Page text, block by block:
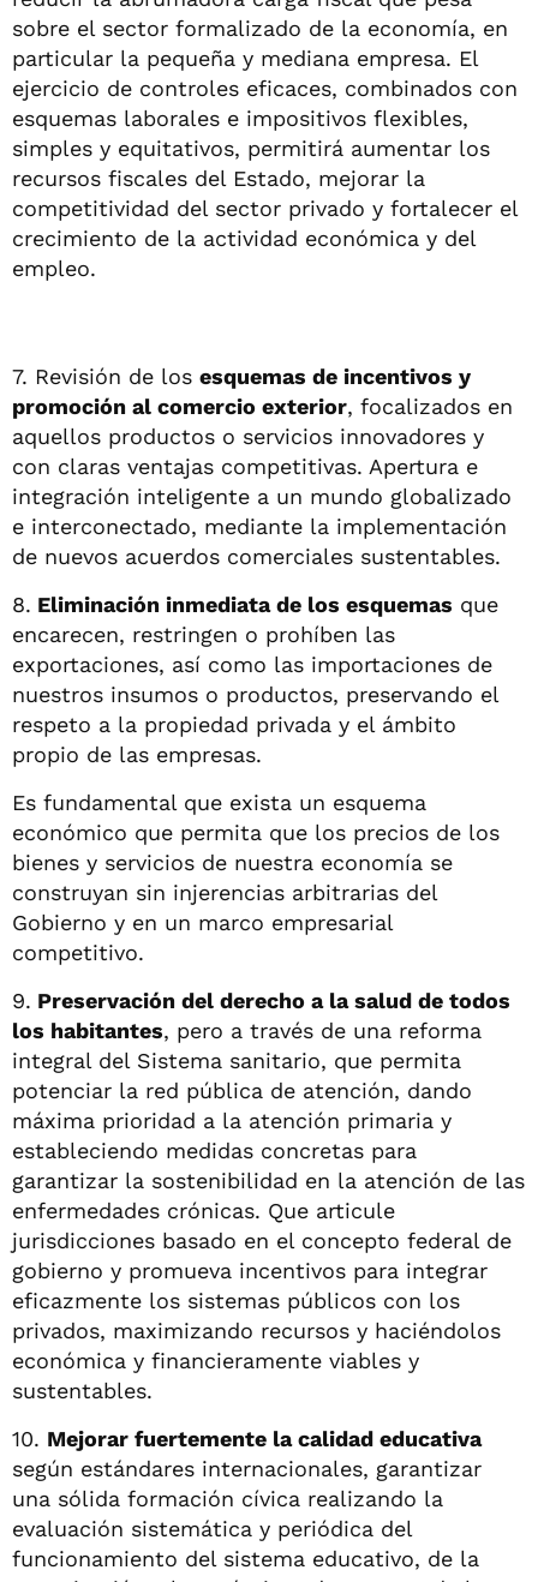
sobre el sector formalizado de la economía, en
particular la pequeña y mediana empresa. El
ejercicio de controles eficaces, combinados con
esquemas laborales e impositivos flexibles,
simples y equitativos, permitirá aumentar los
recursos fiscales del Estado, mejorar la
competitividad del sector privado y fortalecer el
crecimiento de la actividad económica y del
empleo.
7. Revisión de los esquemas de incentivos y
promoción al comercio exterior, focalizados en
aquellos productos o servicios innovadores y
con claras ventajas competitivas. Apertura e
integración inteligente a un mundo globalizado
e interconectado, mediante la implementación
de nuevos acuerdos comerciales sustentables.
8. Eliminación inmediata de los esquemas que
encarecen, restringen o prohíben las
exportaciones, así como las importaciones de
nuestros insumos o productos, preservando el
respeto a la propiedad privada y el ámbito
propio de las empresas.
Es fundamental que exista un esquema
económico que permita que los precios de los
bienes y servicios de nuestra economía se
construyan sin injerencias arbitrarias del
Gobierno y en un marco empresarial
competitivo.
9. Preservación del derecho a la salud de todos
los habitantes, pero a través de una reforma
integral del Sistema sanitario, que permita
potenciar la red pública de atención, dando
máxima prioridad a la atención primaria y
estableciendo medidas concretas para
garantizar la sostenibilidad en la atención de las
enfermedades crónicas. Que articule
jurisdicciones basado en el concepto federal de
gobierno y promueva incentivos para integrar
eficazmente los sistemas públicos con los
privados, maximizando recursos y haciéndolos
económica y financieramente viables y
sustentables.
10. Mejorar fuertemente la calidad educativa
según estándares internacionales, garantizar
una sólida formación cívica realizando la
evaluación sistemática y periódica del
funcionamiento del sistema educativo, de la